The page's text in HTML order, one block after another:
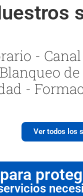
-
-
Ver todos los